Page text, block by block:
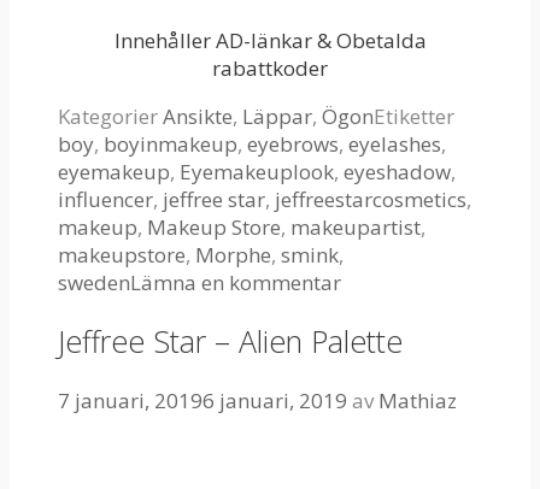
Innehåller AD-länkar & Obetalda
rabattkoder
KategorierAnsikte, Läppar, ÖgonEtiketter
boy, boyinmakeup, eyebrows, eyelashes,
eyemakeup, Eyemakeuplook, eyeshadow,
influencer, jeffree star, jeffreestarcosmetics,
makeup, Makeup Store, makeupartist,
makeupstore, Morphe, smink,
swedenLämna en kommentar
Jeffree Star – Alien Palette
7 januari, 20196 januari, 2019 avMathiaz